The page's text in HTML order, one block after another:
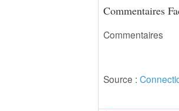
Commentaires
Commentaires
Source :